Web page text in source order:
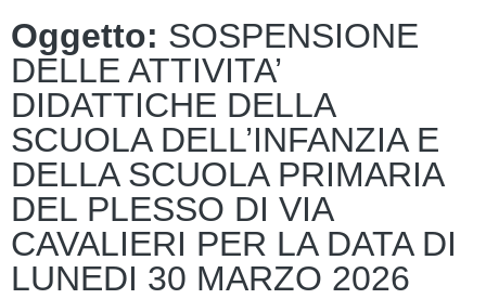
Oggetto: SOSPENSIONE
DELLE ATTIVITA’
DIDATTICHE DELLA
SCUOLA DELL’INFANZIA E
DELLA SCUOLA PRIMARIA
DEL PLESSO DI VIA
CAVALIERI PER LA DATA DI
LUNEDI 30 MARZO 2026